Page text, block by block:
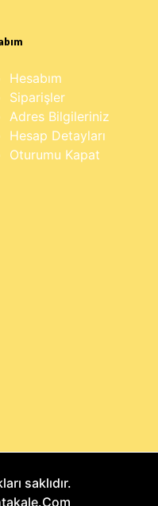
Hesabım
Siparişler
Adres Bilgileriniz
Hesap Detayları
Oturumu Kapat
saklıdır.